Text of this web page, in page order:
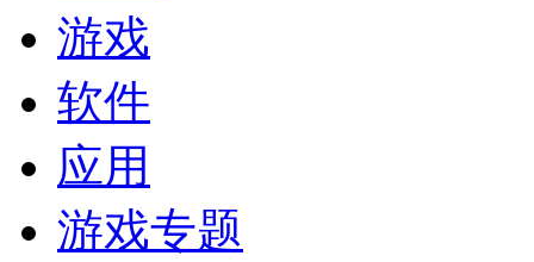
游戏
软件
应用
游戏专题